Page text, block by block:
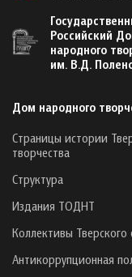
Российский
народного
им. В.Д.
Дом народного
Страницы истории
творчества
Структура
Издания ТОДНТ
Коллективы
Антикоррупционная